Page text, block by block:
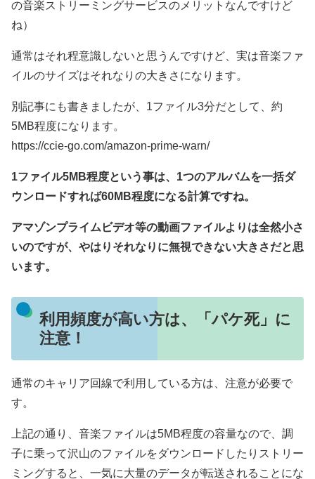
の音楽ストリーミングサービスのメリットなんですけど
ね）
通常はそれ程意識しないと思うんですけど、実は音楽ファ
イルのサイズはそれなりの大きさになります。
別記事にも書きましたが、1ファイル3分だとして、約
5MB程度になります。
https://ccie-go.com/amazon-prime-warn/
1ファイル5MB程度という事は、1つのアルバムを一括ダ
ウンロードすれば60MB程度になる計算ですね。
アマゾンプライムビデオ等の動画ファイルよりは全然小さ
いのですが、やはりそれなりに無視できない大きさだと思
います。
利用頻度が高い方は、「パケ死」に
注意！
通常のキャリア回線で利用している方は、注意が必要で
す。
上記の通り、音楽ファイルは5MB程度の容量なので、調
子に乗って沢山のファイルをダウンロードしたりストリー
ミングすると、一気に大量のデータが転送されることにな